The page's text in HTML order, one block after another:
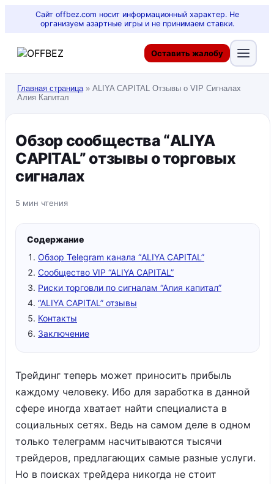
Сайт offbez.com носит информационный характер. Не
организуем азартные игры и не принимаем ставки.
Оставить жалобу
Главная страница» ALIYA CAPITAL Отзывы о VIP Сигналах
Алия Капитал
Обзор сообщества “ALIYA
CAPITAL” отзывы о торговых
сигналах
5 мин чтения
Содержание
Обзор Telegram канала “ALIYA CAPITAL”
Сообщество VIP “ALIYA CAPITAL”
Риски торговли по сигналам “Алия капитал”
“ALIYA CAPITAL” отзывы
Контакты
Заключение
Трейдинг теперь может приносить прибыль
каждому человеку. Ибо для заработка в данной
сфере иногда хватает найти специалиста в
социальных сетях. Ведь на самом деле в одном
только телеграмм насчитываются тысячи
трейдеров, предлагающих самые разные услуги.
Но в поисках трейдера никогда не стоит